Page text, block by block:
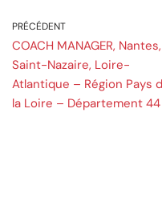
PRÉCÉDENT
COACH MANAGER, Nantes,
Saint-Nazaire, Loire-
Atlantique – Région Pays
la Loire – Département 44